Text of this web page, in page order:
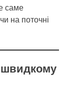
саме
на поточні
швидкому